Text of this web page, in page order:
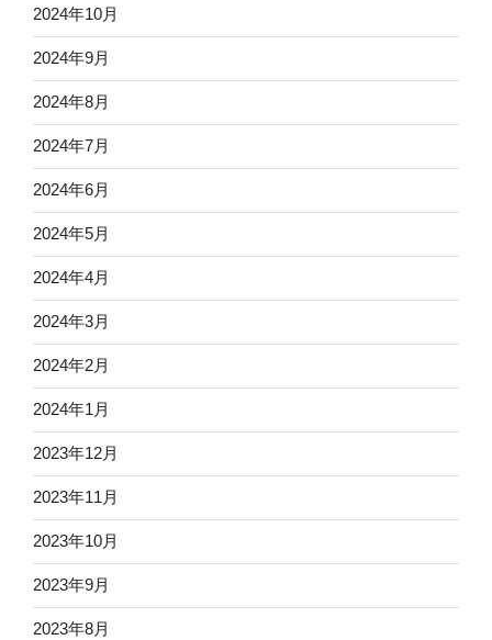
2024年10月
2024年9月
2024年8月
2024年7月
2024年6月
2024年5月
2024年4月
2024年3月
2024年2月
2024年1月
2023年12月
2023年11月
2023年10月
2023年9月
2023年8月